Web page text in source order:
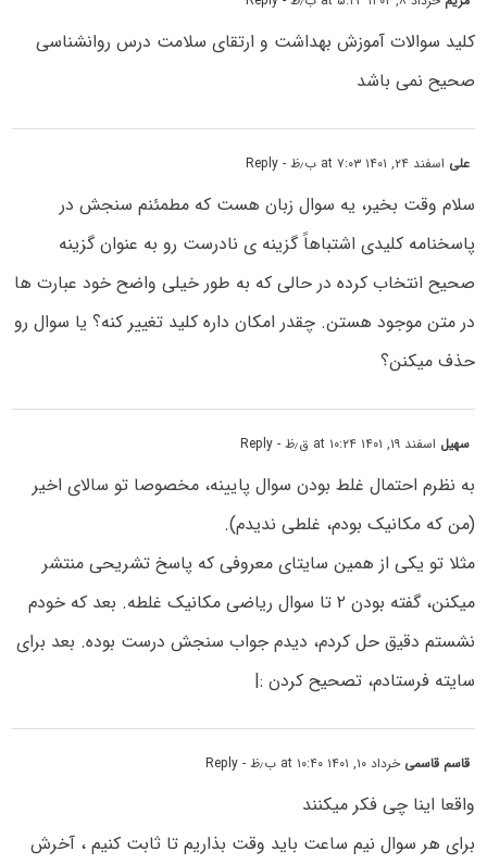
کلید سوالات آموزش بهداشت و ارتقای سلامت درس روانشناسی
صحیح نمی باشد
علی اسفند ۲۴, ۱۴۰۱ at ۷:۰۳ ب٫ظ - Reply
سلام وقت بخیر، یه سوال زبان هست که مطمئنم سنجش در
پاسخنامه کلیدی اشتباهاً گزینه ی نادرست رو به عنوان گزینه
صحیح انتخاب کرده در حالی که به طور خیلی واضح خود عبارت ها
در متن موجود هستن. چقدر امکان داره کلید تغییر کنه؟ یا سوال رو
حذف میکنن؟
سهیل اسفند ۱۹, ۱۴۰۱ at ۱۰:۲۴ ق٫ظ - Reply
به نظرم احتمال غلط بودن سوال پایینه، مخصوصا تو سالای اخیر
(من که مکانیک بودم، غلطی ندیدم).
مثلا تو یکی از همین سایتای معروفی که پاسخ تشریحی منتشر
میکنن، گفته بودن ۲ تا سوال ریاضی مکانیک غلطه. بعد که خودم
نشستم دقیق حل کردم، دیدم جواب سنجش درست بوده. بعد برای
سایته فرستادم، تصحیح کردن :|
قاسم قاسمی خرداد ۱۰, ۱۴۰۱ at ۱۰:۴۰ ب٫ظ - Reply
واقعا اینا چی فکر میکنند
برای هر سوال نیم ساعت باید وقت بذاریم تا ثابت کنیم ، آخرش